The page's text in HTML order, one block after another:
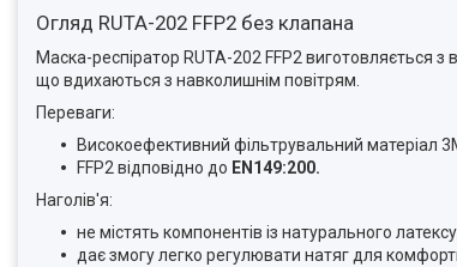
Огляд RUTA-202 FFP2 без клапана
Маска-респіратор RUTA-202 FFP2 виготовляється з
що вдихаються з навколишнім повітрям.
Переваги:
Високоефективний фільтрувальний матеріал
FFP2 відповідно до EN149:200.
Наголів'я:
не містять компонентів із натурального
дає змогу легко регулювати натяг для